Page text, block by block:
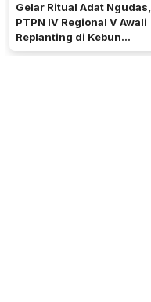
Gelar Ritual Adat Ngudas,
PTPN IV Regional V Awali
Replanting di Kebun
Kembayan